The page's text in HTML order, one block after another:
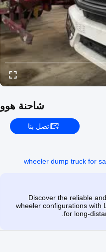
شاحنة هوو
اتصل بنا
Discover the reliable
wheeler configurations with
for long-